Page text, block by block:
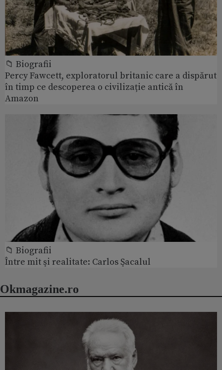
📁 Biografii
Percy Fawcett, exploratorul britanic care a dispărut
în timp ce descoperea o civilizație antică în
Amazon
📁 Biografii
Între mit şi realitate: Carlos Şacalul
Okmagazine.ro